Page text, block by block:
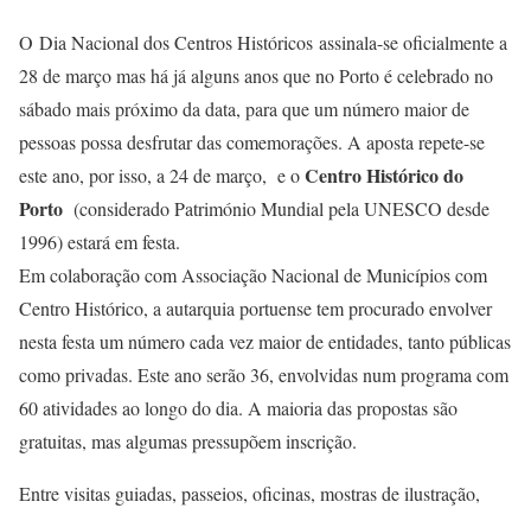
O Dia Nacional dos Centros Históricos assinala-se oficialmente a
28 de março mas há já alguns anos que no Porto é celebrado no
sábado mais próximo da data, para que um número maior de
pessoas possa desfrutar das comemorações. A aposta repete-se
este ano, por isso, a 24 de março, e oCentro Histórico do
Porto (considerado Património Mundial pela UNESCO desde
1996) estará em festa.
Em colaboração com Associação Nacional de Municípios com
Centro Histórico, a autarquia portuense tem procurado envolver
nesta festa um número cada vez maior de entidades, tanto públicas
como privadas. Este ano serão 36, envolvidas num programa com
60 atividades ao longo do dia. A maioria das propostas são
gratuitas, mas algumas pressupõem inscrição.
Entre visitas guiadas, passeios, oficinas, mostras de ilustração,